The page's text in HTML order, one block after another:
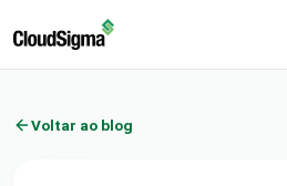
Voltar ao blog